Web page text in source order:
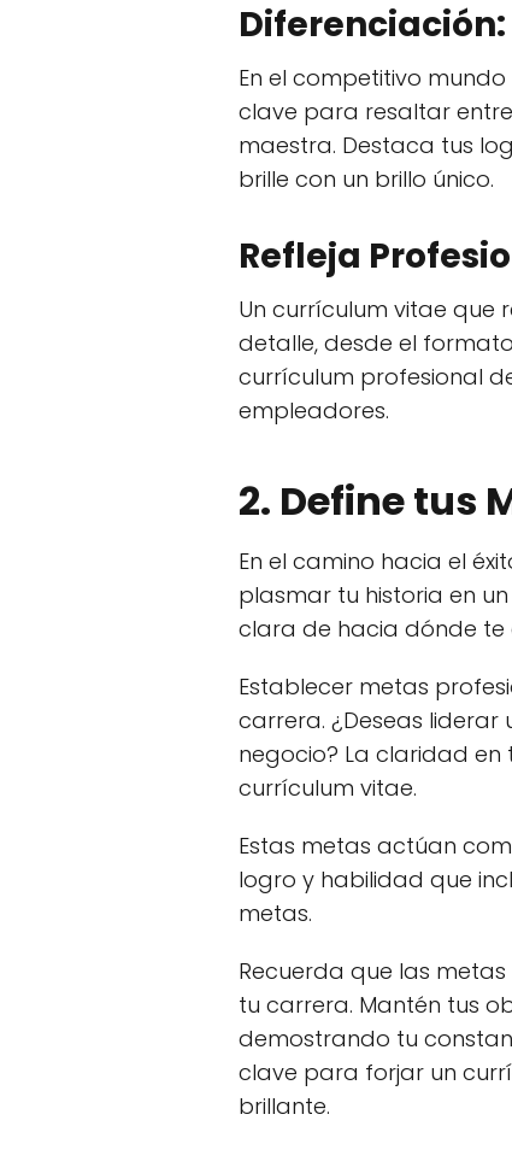
Diferenciación:
En el competitivo
clave para resaltar
maestra. Destaca tus
brille con un brillo único.
Refleja
Un currículum vitae que
detalle, desde el
currículum profesional
empleadores.
2. Define tus
En el camino hacia el
plasmar tu historia en
clara de hacia dónde te
Establecer metas
carrera. ¿Deseas
negocio? La claridad
currículum vitae.
Estas metas actúan
logro y habilidad que
metas.
Recuerda que las
tu carrera. Mantén tus
demostrando tu
clave para forjar un
brillante.